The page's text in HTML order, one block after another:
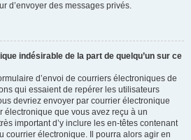
d’envoyer des messages privés.
indésirable de la part de quelqu’un sur ce
d’envoi de courriers électroniques de
qui essaient de repérer les utilisateurs
devriez envoyer par courrier électronique
électronique que vous avez reçu à un
important d’y inclure les en-têtes contenant
courrier électronique. Il pourra alors agir en